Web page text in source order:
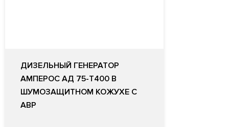
ДИЗЕЛЬНЫЙ ГЕНЕРАТОР
АМПЕРОС АД 75-Т400 В
ШУМОЗАЩИТНОМ КОЖУХЕ С
АВР